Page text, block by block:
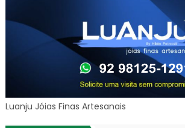
Luanju Jóias Finas Artesanais